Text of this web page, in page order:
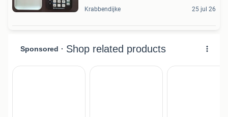
Krabbendijke 25 jul 26